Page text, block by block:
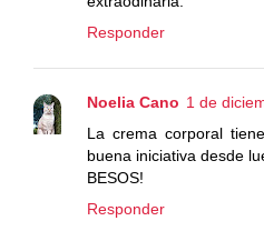
Responder
Noelia Cano 1 de
La crema corporal
buena iniciativa desde
BESOS!
Responder